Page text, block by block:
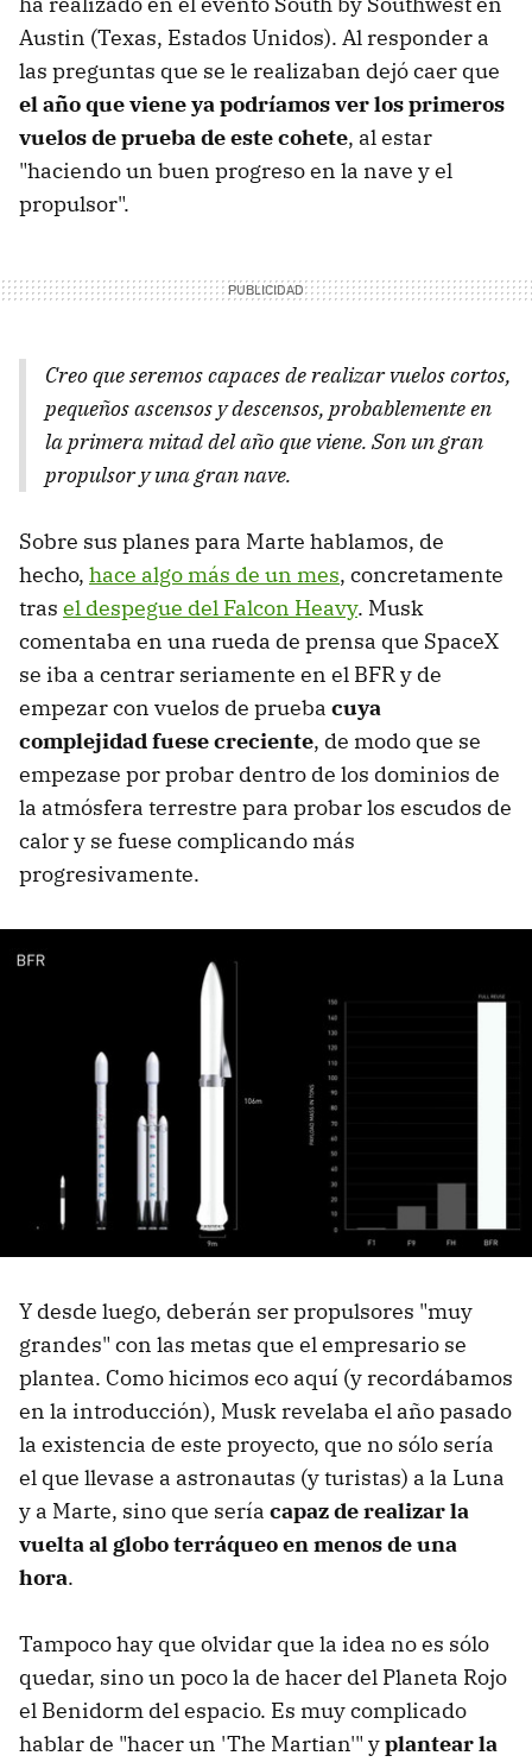
Austin (Texas, Estados Unidos). Al responder a
las preguntas que se le realizaban dejó caer que
el año que viene ya podríamos ver los primeros
vuelos de prueba de este cohete, al estar
"haciendo un buen progreso en la nave y el
propulsor".
Creo que seremos capaces de realizar vuelos cortos,
pequeños ascensos y descensos, probablemente en
la primera mitad del año que viene. Son un gran
propulsor y una gran nave.
Sobre sus planes para Marte hablamos, de
hecho, hace algo más de un mes, concretamente
tras el despegue del Falcon Heavy. Musk
comentaba en una rueda de prensa que SpaceX
se iba a centrar seriamente en el BFR y de
empezar con vuelos de prueba cuya
complejidad fuese creciente, de modo que se
empezase por probar dentro de los dominios de
la atmósfera terrestre para probar los escudos de
calor y se fuese complicando más
progresivamente.
Y desde luego, deberán ser propulsores "muy
grandes" con las metas que el empresario se
plantea. Como hicimos eco aquí (y recordábamos
en la introducción), Musk revelaba el año pasado
la existencia de este proyecto, que no sólo sería
el que llevase a astronautas (y turistas) a la Luna
y a Marte, sino que sería capaz de realizar la
vuelta al globo terráqueo en menos de una
hora.
Tampoco hay que olvidar que la idea no es sólo
quedar, sino un poco la de hacer del Planeta Rojo
el Benidorm del espacio. Es muy complicado
hablar de "hacer un 'The Martian'" yplantear la